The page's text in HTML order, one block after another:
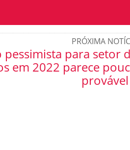
PRÓXIMA
pessimista para setor
em 2022 parece